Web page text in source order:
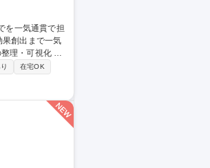
び抜本的な業
意形成および
一気通貫で担当
在宅OK